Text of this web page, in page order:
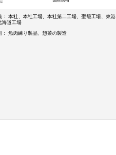
本社、本社工場、本社第二工場、聖籠工場、東港
海道工場
魚肉練り製品、惣菜の製造